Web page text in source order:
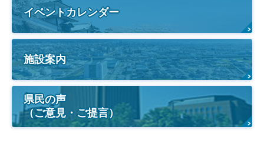
イベントカレンダー
施設案内
県民の声
（ご意見・ご提言）